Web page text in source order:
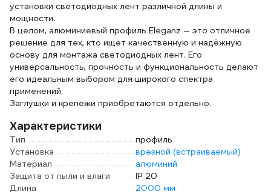
установки светодиодных лент различной длины и
мощности.
В целом, алюминиевый профиль Eleganz — это отличное
решение для тех, кто ищет качественную и надёжную
основу для монтажа светодиодных лент. Его
универсальность, прочность и функциональность делают
его идеальным выбором для широкого спектра
применений.
Заглушки и крепежи приобретаются отдельно.
Характеристики
Тип
профиль
Установка
врезной (встраиваемый)
Материал
алюминий
Защита от пыли и влаги
IP 20
Длина
2000 мм